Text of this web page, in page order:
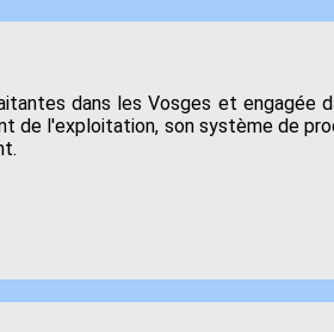
dans les Vosges et engagée
de l'exploitation, son système de